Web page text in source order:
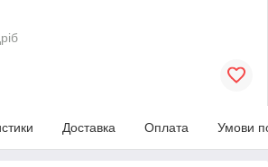
Доставка Оплата Умови